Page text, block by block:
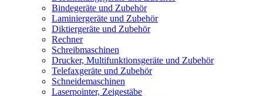
Bindegeräte und Zubehör
Laminiergeräte und Zubehör
Diktiergeräte und Zubehör
Rechner
Schreibmaschinen
Drucker, Multifunktionsgeräte und Zubehör
Telefaxgeräte und Zubehör
Schneidemaschinen
Laserpointer, Zeigestäbe